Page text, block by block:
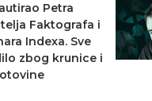
Petra
Faktografa i
Indexa. Sve
zbog krunice i